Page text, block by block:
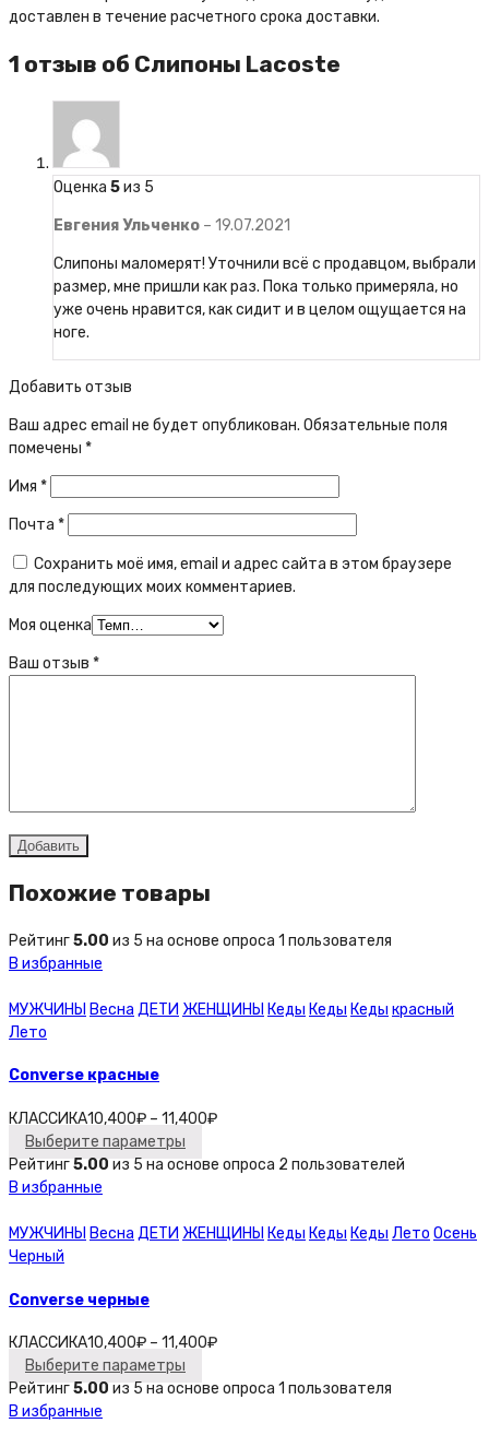
доставлен в течение расчетного срока доставки.
1 отзыв об Слипоны Lacoste
Оценка 5из 5
Евгения Ульченко – 19.07.2021
Слипоны маломерят! Уточнили всё с продавцом, выбрали
размер, мне пришли как раз. Пока только примеряла, но
уже очень нравится, как сидит и в целом ощущается на
ноге.
Добавить отзыв
Ваш адрес email не будет опубликован. Обязательные поля
помечены *
Имя *
Почта *
Сохранить моё имя, email и адрес сайта в этом браузере
для последующих моих комментариев.
Моя оценка
Ваш отзыв *
Похожие товары
Рейтинг5.00 из 5 на основе опроса 1 пользователя
В избранные
МУЖЧИНЫ Весна ДЕТИ ЖЕНЩИНЫ Кеды Кеды Кеды красный
Лето
Converse красные
КЛАССИКА10,400₽ – 11,400₽
Выберите параметры
Рейтинг5.00 из 5 на основе опроса 2 пользователей
В избранные
МУЖЧИНЫ Весна ДЕТИ ЖЕНЩИНЫ Кеды Кеды Кеды Лето Осень
Черный
Converse черные
КЛАССИКА10,400₽ – 11,400₽
Выберите параметры
Рейтинг5.00 из 5 на основе опроса 1 пользователя
В избранные